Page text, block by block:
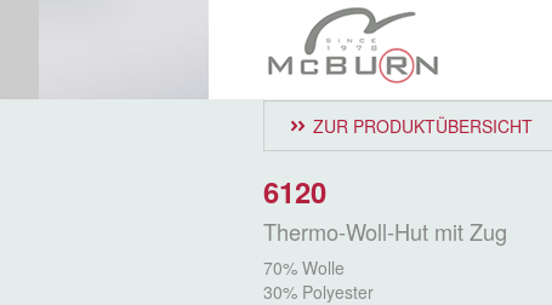
ZUR PRODUKTÜBERSICHT
6120
Thermo-Woll-Hut mit Zug
70% Wolle
30% Polyester